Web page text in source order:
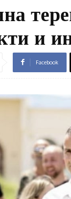
и
Facebook